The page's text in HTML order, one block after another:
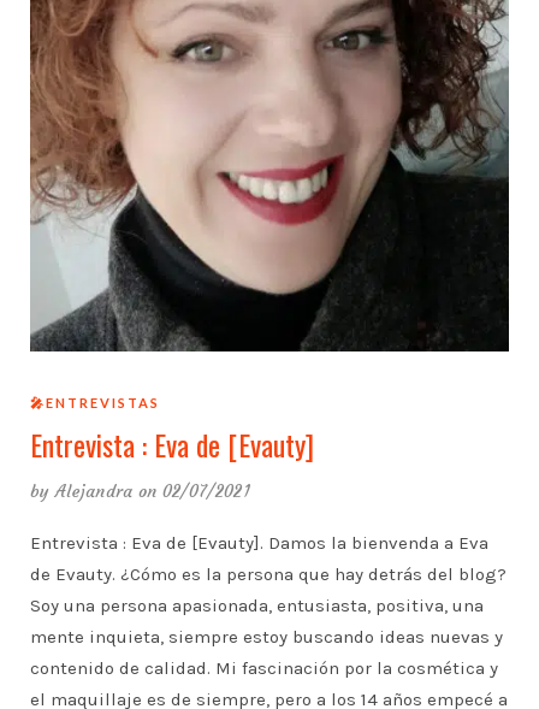
🎤ENTREVISTAS
Entrevista : Eva de [Evauty]
byAlejandra on 02/07/2021
Entrevista : Eva de [Evauty]. Damos la bienvenda a Eva
de Evauty. ¿Cómo es la persona que hay detrás del blog?
Soy una persona apasionada, entusiasta, positiva, una
mente inquieta, siempre estoy buscando ideas nuevas y
contenido de calidad. Mi fascinación por la cosmética y
el maquillaje es de siempre, pero a los 14 años empecé a